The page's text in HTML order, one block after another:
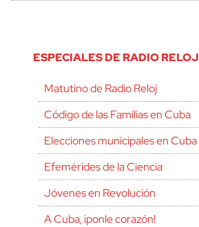
ESPECIALES DE RADIO RELOJ
Matutino de Radio Reloj
Código de las Familias en Cuba
Elecciones municipales en Cuba
Efemérides de la Ciencia
Jóvenes en Revolución
A Cuba, ¡ponle corazón!